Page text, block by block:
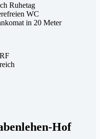
Ruhetag
WC
in 20 Meter
Hof